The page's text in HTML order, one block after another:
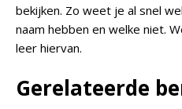
bekijken. Zo weet je al snel
naam hebben en welke niet.
leer hiervan.
Gerelateerde